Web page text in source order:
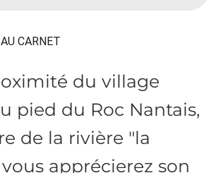
CARNET
du village
pied du Roc Nantais,
de la rivière "la
apprécierez son